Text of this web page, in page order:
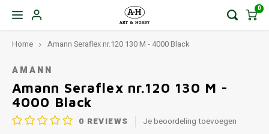
0
Home Amann Seraflex nr.120 130 M - 4000 Black
AMANN
Amann Seraflex nr.120 130 M -
4000 Black
0 REVIEWS Je beoordeling toevoegen